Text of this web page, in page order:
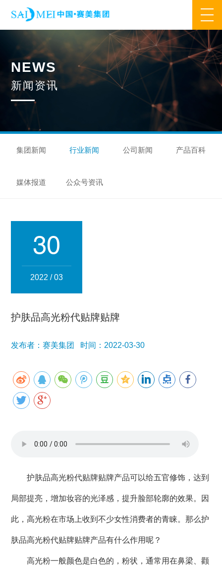
业务范围
核心业务 合作模式 合作流程 产品中心
研发优势 管理优势 品质优势 产能优势
设备优势
集万草® 完美宜生® 抖抖舒®
赛美化妆品 赛美医药
人事管理
集团新闻 行业新闻 公司新闻 产品百科
媒体报道
公众号资讯
NEWS
新闻资讯
集团新闻 行业新闻 公司新闻 产品百科
媒体报道 公众号资讯
30
2022 / 03
护肤品高光粉代贴牌贴牌
发布者：赛美集团 时间：2022-03-30
护肤品高光粉代贴牌贴牌产品可以给五官修饰，达到
局部提亮，增加妆容的光泽感，提升脸部轮廓的效果。因
此，高光粉在市场上收到不少女性消费者的青睐。那么护
肤品高光粉代贴牌贴牌产品有什么作用呢？
高光粉一般颜色是白色的，粉状，通常用在鼻梁、颧